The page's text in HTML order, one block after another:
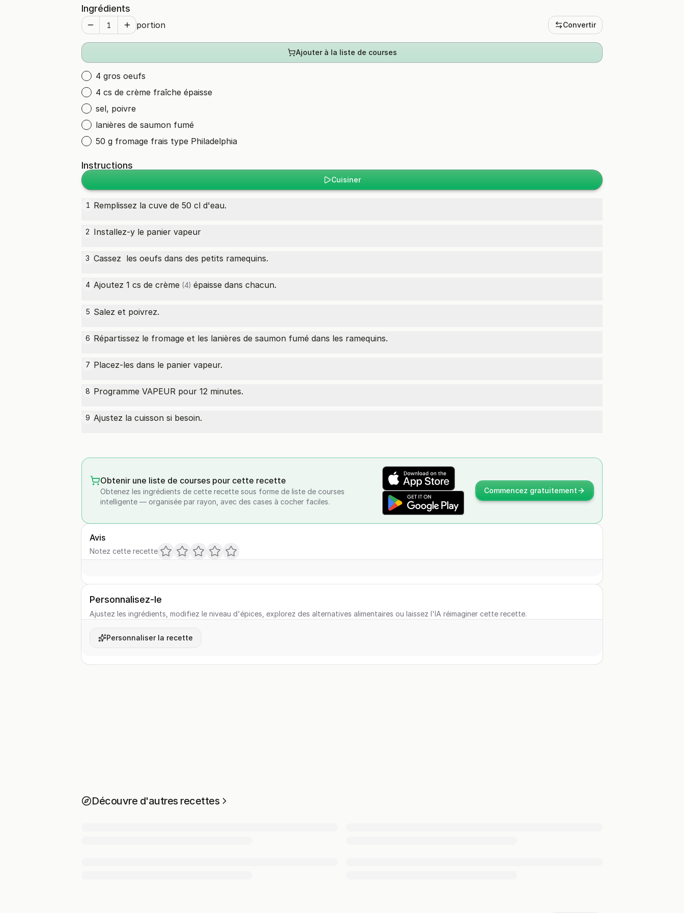
Ingrédients
portion Convertir
Ajouter à la liste de courses
4 gros oeufs
4 cs de crème fraîche épaisse
sel, poivre
lanières de saumon fumé
50 g fromage frais type Philadelphia
Instructions
Cuisiner
1 Remplissez la cuve de 50 cl d'eau.
2 Installez-y le panier vapeur
3 Cassez les oeufs dans des petits ramequins.
4 Ajoutez 1 cs de crème (4) épaisse dans chacun.
5 Salez et poivrez.
6 Répartissez le fromage et les lanières de saumon fumé dans les ramequins.
7 Placez-les dans le panier vapeur.
8 Programme VAPEUR pour 12 minutes.
9 Ajustez la cuisson si besoin.
Obtenir une liste de courses pour cette recette
Obtenez les ingrédients de cette recette sous forme de liste de courses
intelligente — organisée par rayon, avec des cases à cocher faciles.
Commencez gratuitement
Avis
Notez cette recette
Personnalisez-le
Ajustez les ingrédients, modifiez le niveau d'épices, explorez des alternatives alimentaires ou laissez l'IA réimaginer cette recette.
Personnaliser la recette
Découvre d'autres recettes